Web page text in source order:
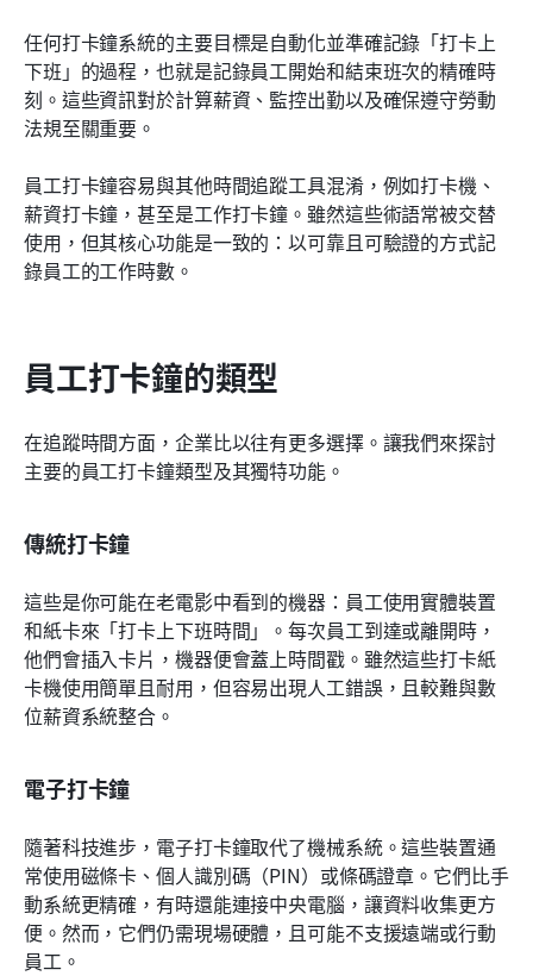
任何打卡鐘系統的主要目標是自動化並準確記錄「打卡上
下班」的過程，也就是記錄員工開始和結束班次的精確時
刻。這些資訊對於計算薪資、監控出勤以及確保遵守勞動
法規至關重要。
員工打卡鐘容易與其他時間追蹤工具混淆，例如打卡機、
薪資打卡鐘，甚至是工作打卡鐘。雖然這些術語常被交替
使用，但其核心功能是一致的：以可靠且可驗證的方式記
錄員工的工作時數。
員工打卡鐘的類型
在追蹤時間方面，企業比以往有更多選擇。讓我們來探討
主要的員工打卡鐘類型及其獨特功能。
傳統打卡鐘
這些是你可能在老電影中看到的機器：員工使用實體裝置
和紙卡來「打卡上下班時間」。每次員工到達或離開時，
他們會插入卡片，機器便會蓋上時間戳。雖然這些打卡紙
卡機使用簡單且耐用，但容易出現人工錯誤，且較難與數
位薪資系統整合。
電子打卡鐘
隨著科技進步，電子打卡鐘取代了機械系統。這些裝置通
常使用磁條卡、個人識別碼（PIN）或條碼證章。它們比手
動系統更精確，有時還能連接中央電腦，讓資料收集更方
便。然而，它們仍需現場硬體，且可能不支援遠端或行動
員工。